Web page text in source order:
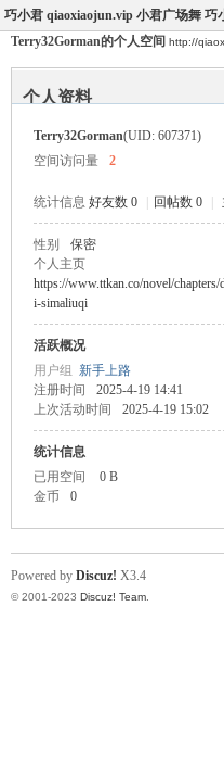
巧小君 qiaoxiaojun.vip 小君广场舞 巧
Terry32Gorman的个人空间 http://
个人资料
Terry32Gorman(UID: 607371)
空间访问量
2
统计信息 好友数 0 回帖数 0
性别 保密
个人主页
https://www.ttkan.co/novel/
i-simaliuqi
活跃概况
用户组 新手上路
注册时间
2025-4-19 14:41
上次活动时间
2025-4-19 15:02
统计信息
已用空间
0 B
金币
0
Powered by Discuz! X3.4
© 2001-2023 Discuz! Team